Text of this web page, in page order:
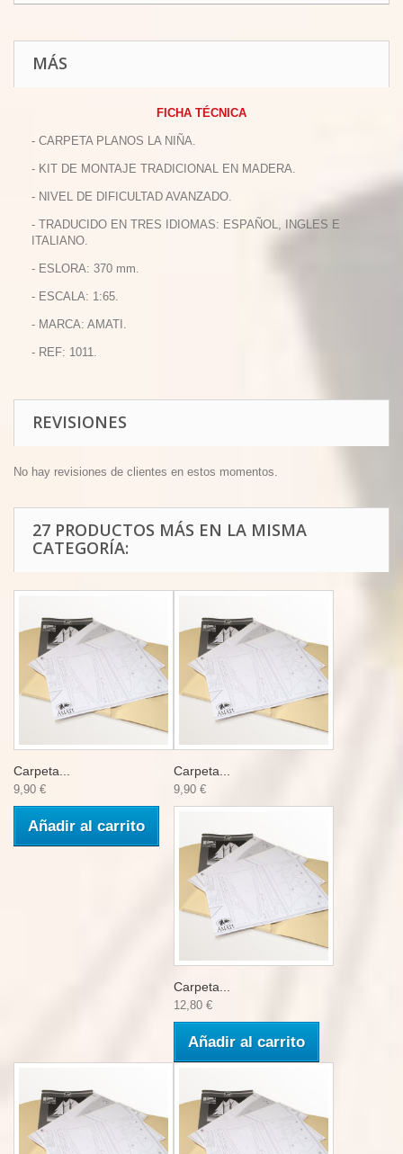
MÁS
FICHA TÉCNICA
- CARPETA PLANOS LA NIÑA.
- KIT DE MONTAJE TRADICIONAL EN MADERA.
- NIVEL DE DIFICULTAD AVANZADO.
- TRADUCIDO EN TRES IDIOMAS: ESPAÑOL, INGLES E
ITALIANO.
- ESLORA: 370 mm.
- ESCALA: 1:65.
- MARCA: AMATI.
- REF: 1011.
REVISIONES
No hay revisiones de clientes en estos momentos.
27 PRODUCTOS MÁS EN LA MISMA
CATEGORÍA:
Carpeta...
9,90 €
Añadir al carrito
Carpeta...
9,90 €
Carpeta...
12,80 €
Añadir al carrito